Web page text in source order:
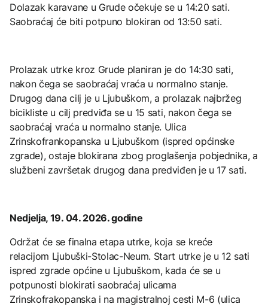
Dolazak karavane u Grude očekuje se u 14:20 sati.
Saobraćaj će biti potpuno blokiran od 13:50 sati.
Prolazak utrke kroz Grude planiran je do 14:30 sati,
nakon čega se saobraćaj vraća u normalno stanje.
Drugog dana cilj je u Ljubuškom, a prolazak najbržeg
bicikliste u cilj predviđa se u 15 sati, nakon čega se
saobraćaj vraća u normalno stanje. Ulica
Zrinskofrankopanska u Ljubuškom (ispred općinske
zgrade), ostaje blokirana zbog proglašenja pobjednika, a
službeni završetak drugog dana predviđen je u 17 sati.
Nedjelja, 19. 04. 2026. godine
Održat će se finalna etapa utrke, koja se kreće
relacijom Ljubuški-Stolac-Neum. Start utrke je u 12 sati
ispred zgrade općine u Ljubuškom, kada će se u
potpunosti blokirati saobraćaj ulicama
Zrinskofrakopanska i na magistralnoj cesti M-6 (ulica